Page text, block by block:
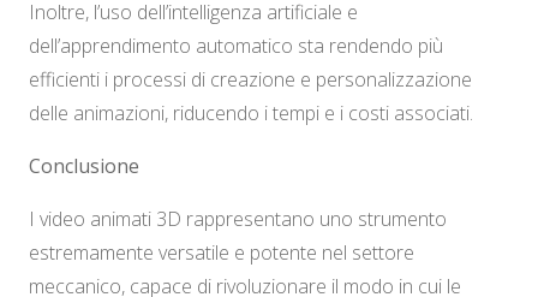
Inoltre, l’uso dell’intelligenza artificiale e
dell’apprendimento automatico sta rendendo più
efficienti i processi di creazione e personalizzazione
delle animazioni, riducendo i tempi e i costi associati.
Conclusione
I video animati 3D rappresentano uno strumento
estremamente versatile e potente nel settore
meccanico, capace di rivoluzionare il modo in cui le